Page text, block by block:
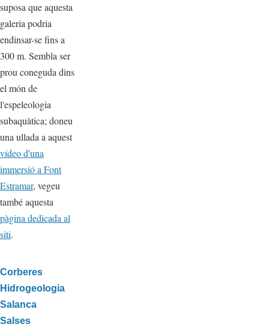
suposa que aquesta
galeria podria
endinsar-se fins a
300 m. Sembla ser
prou coneguda dins
el món de
l'espeleologia
subaquàtica; doneu
una ullada a aquest
vídeo d'una
immersió a Font
Estramar, vegeu
també aquesta
pàgina dedicada al
siti.
Categories
Corberes
Hidrogeologia
Salanca
Salses